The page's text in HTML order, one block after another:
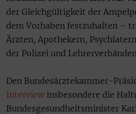
der Gleichgültigkeit der
dem Vorhaben festzuhalten –
Ärzten, Apothekern,
der Polizei und
Den Bundesärztekammer-
Interviewinsbesondere die
Bundesgesundheitsminister